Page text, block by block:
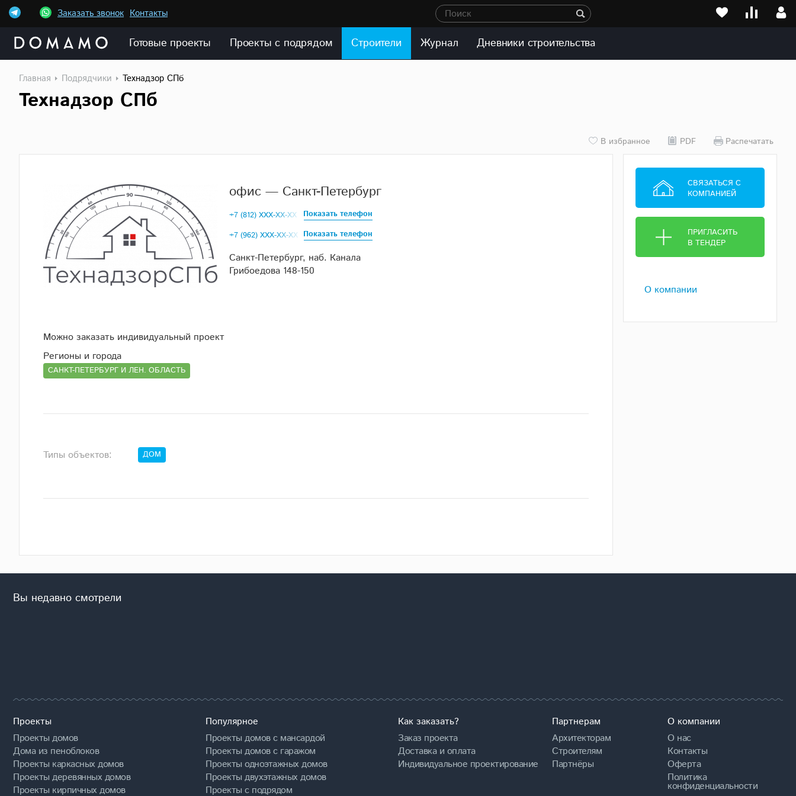
Заказать звонок Контакты Поиск
Готовые проекты Проекты с подрядом Строители Журнал Дневники строительства
Главная Подрядчики Технадзор СПб
Технадзор СПб
В избранное PDF Распечатать
СВЯЗАТЬСЯ С
КОМПАНИЕЙ
ПРИГЛАСИТЬ
В ТЕНДЕР
О компании
офис — Санкт-Петербург
+7 (812) XXX-XX-XX
Показать телефон
+7 (962) XXX-XX-XX Показать телефон
Санкт-Петербург, наб. Канала
Грибоедова 148-150
Можно заказать индивидуальный проект
Регионы и города
САНКТ-ПЕТЕРБУРГ И ЛЕН. ОБЛАСТЬ
Типы объектов: ДОМ
Вы недавно смотрели
Проекты
Проекты домов
Дома из пеноблоков
Проекты каркасных домов
Проекты деревянных домов
Проекты кирпичных домов
Популярное
Проекты домов с мансардой
Проекты домов с гаражом
Проекты одноэтажных домов
Проекты двухэтажных домов
Проекты с подрядом
Как заказать?
Заказ проекта
Доставка и оплата
Индивидуальное проектирование
Партнерам
Архитекторам
Строителям
Партнёры
О компании
О нас
Контакты
Оферта
Политика
конфиденциальности